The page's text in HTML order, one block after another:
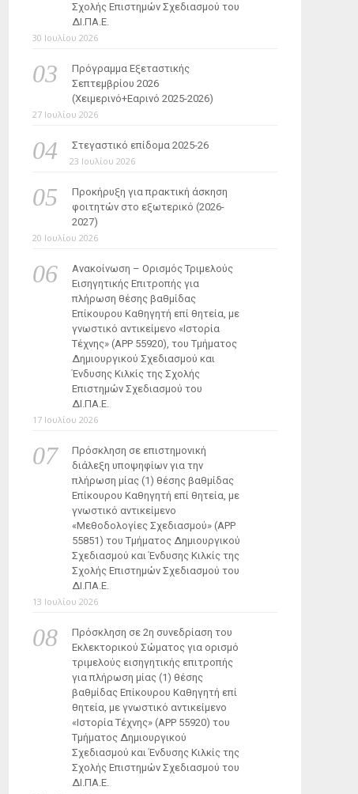
Σχολής Επιστημών Σχεδιασμού του
ΔΙ.ΠΑ.Ε.
30 Ιουλίου 2026
Πρόγραμμα Εξεταστικής
Σεπτεμβρίου 2026
(Χειμερινό+Εαρινό 2025-2026)
27 Ιουλίου 2026
Στεγαστικό επίδομα 2025-26
23 Ιουλίου 2026
Προκήρυξη για πρακτική άσκηση
φοιτητών στο εξωτερικό (2026-
2027)
20 Ιουλίου 2026
Ανακοίνωση – Ορισμός Τριμελούς
Εισηγητικής Επιτροπής για
πλήρωση θέσης βαθμίδας
Επίκουρου Καθηγητή επί θητεία, με
γνωστικό αντικείμενο «Ιστορία
Τέχνης» (ΑΡΡ 55920), του Τμήματος
Δημιουργικού Σχεδιασμού και
Ένδυσης Κιλκίς της Σχολής
Επιστημών Σχεδιασμού του
ΔΙ.ΠΑ.Ε.
17 Ιουλίου 2026
Πρόσκληση σε επιστημονική
διάλεξη υποψηφίων για την
πλήρωση μίας (1) θέσης βαθμίδας
Επίκουρου Καθηγητή επί θητεία, με
γνωστικό αντικείμενο
«Μεθοδολογίες Σχεδιασμού» (ΑΡΡ
55851) του Τμήματος Δημιουργικού
Σχεδιασμού και Ένδυσης Κιλκίς της
Σχολής Επιστημών Σχεδιασμού του
ΔΙ.ΠΑ.Ε.
13 Ιουλίου 2026
Πρόσκληση σε 2η συνεδρίαση του
Εκλεκτορικού Σώματος για ορισμό
τριμελούς εισηγητικής επιτροπής
για πλήρωση μίας (1) θέσης
βαθμίδας Επίκουρου Καθηγητή επί
θητεία, με γνωστικό αντικείμενο
«Ιστορία Τέχνης» (ΑΡΡ 55920) του
Τμήματος Δημιουργικού
Σχεδιασμού και Ένδυσης Κιλκίς της
Σχολής Επιστημών Σχεδιασμού του
ΔΙ.ΠΑ.Ε.